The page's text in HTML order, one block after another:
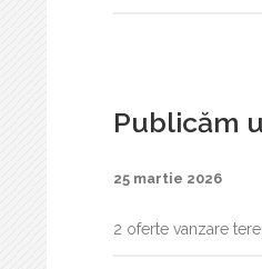
Publicăm
25 martie 2026
2 oferte vanzare